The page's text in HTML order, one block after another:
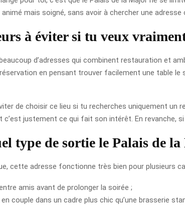
mais soigné, sans avoir à chercher une adresse
à éviter si tu veux
d’adresses qui combinent restauration et
en pensant trouver facilement une table
de choisir ce lieu si tu recherches uniquement un
c’est justement ce qui fait son intérêt. En revanche,
type de sortie le Palais de
cette adresse fonctionne très bien pour plusieurs
amis avant de prolonger la soirée ;
couple dans un cadre plus chic qu’une brasserie